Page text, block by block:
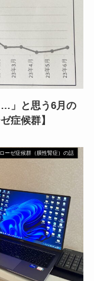
…」と思う6月の
症候群】
ーゼ症候群（膜性腎症）の話